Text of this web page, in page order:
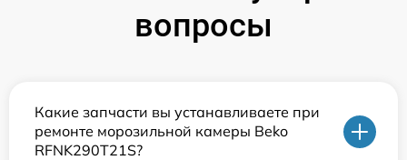
вопросы
Какие запчасти вы устанавливаете при
ремонте морозильной камеры Beko
RFNK290T21S?